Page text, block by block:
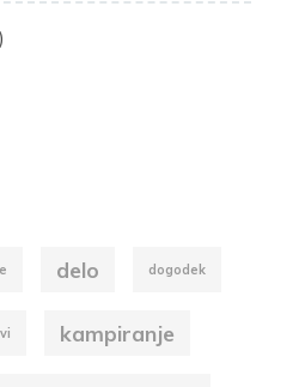
delo dogodek
kampiranje